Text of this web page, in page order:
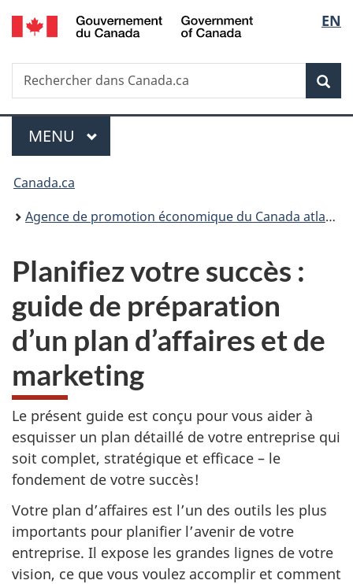
Passer
au
principal
Passer
à
Au
du
Passer
à
version
simplifiée
de
la
EN
Recherche
Rechercher
dans
Menu
MENU PRINCIPAL
Vous
êtes
Canada.ca
Agence de promotion économique du Canada atlantique
Planifiez votre succès :
guide de préparation
d’un plan d’affaires et de
marketing
Le présent guide est conçu pour vous aider à
esquisser un plan détaillé de votre entreprise qui
soit complet, stratégique et efficace – le
fondement de votre succès!
Votre plan d’affaires est l’un des outils les plus
importants pour planifier l’avenir de votre
entreprise. Il expose les grandes lignes de votre
vision, ce que vous voulez accomplir et comment